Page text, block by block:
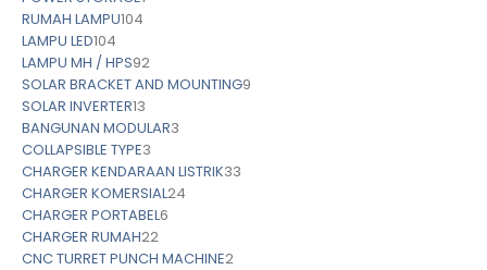
RUMAH LAMPU104
LAMPU LED104
LAMPU MH / HPS92
SOLAR BRACKET AND MOUNTING9
SOLAR INVERTER13
BANGUNAN MODULAR3
COLLAPSIBLE TYPE3
CHARGER KENDARAAN LISTRIK33
CHARGER KOMERSIAL24
CHARGER PORTABEL6
CHARGER RUMAH22
CNC TURRET PUNCH MACHINE2